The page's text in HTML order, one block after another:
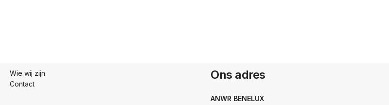
Wie wij zijn
Contact
Ons adres
ANWR BENELUX